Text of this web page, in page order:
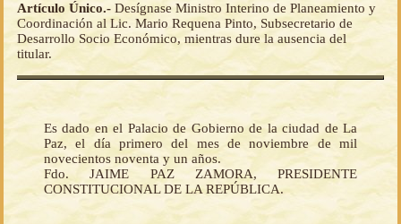
Artículo Único.- Desígnase Ministro Interino de Planeamiento y
Coordinación al Lic. Mario Requena Pinto, Subsecretario de
Desarrollo Socio Económico, mientras dure la ausencia del
titular.
Es dado en el Palacio de Gobierno de la ciudad de La
Paz, el día primero del mes de noviembre de mil
novecientos noventa y un años.
Fdo. JAIME PAZ ZAMORA, PRESIDENTE
CONSTITUCIONAL DE LA REPÚBLICA.